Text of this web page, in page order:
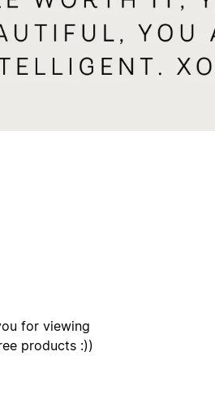
for viewing
products :))